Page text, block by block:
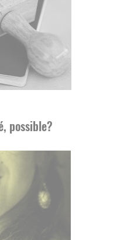
possible?